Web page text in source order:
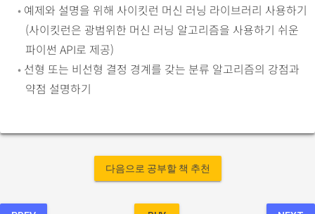
•예제와 설명을 위해 사이킷런 머신 러닝 라이브러리 사용하기
(사이킷런은 광범위한 머신 러닝 알고리즘을 사용하기 쉬운
파이썬 API로 제공)
•선형 또는 비선형 결정 경계를 갖는 분류 알고리즘의 강점과
약점 설명하기
다음으로 공부할 책 추천